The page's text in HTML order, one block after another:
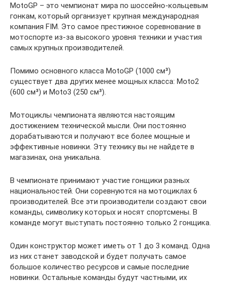
MotoGP – это чемпионат мира по шоссейно-кольцевым
гонкам, который организует крупная международная
компания FIM. Это самое престижное соревнование в
мотоспорте из-за высокого уровня техники и участия
самых крупных производителей.
Помимо основного класса MotoGP (1000 см³)
существует два других менее мощных класса: Moto2
(600 см³) и Moto3 (250 см³).
Мотоциклы чемпионата являются настоящим
достижением технической мысли. Они постоянно
дорабатываются и получают все более мощные и
эффективные новинки. Эту технику вы не найдете в
магазинах, она уникальна.
В чемпионате принимают участие гонщики разных
национальностей. Они соревнуются на мотоциклах 6
производителей. Все эти производители создают свои
команды, символику которых и носят спортсмены. В
команде могут выступать постоянно только 2 гонщика.
Один конструктор может иметь от 1 до 3 команд. Одна
из них станет заводской и будет получать самое
большое количество ресурсов и самые последние
новинки. Остальные команды будут частными, их